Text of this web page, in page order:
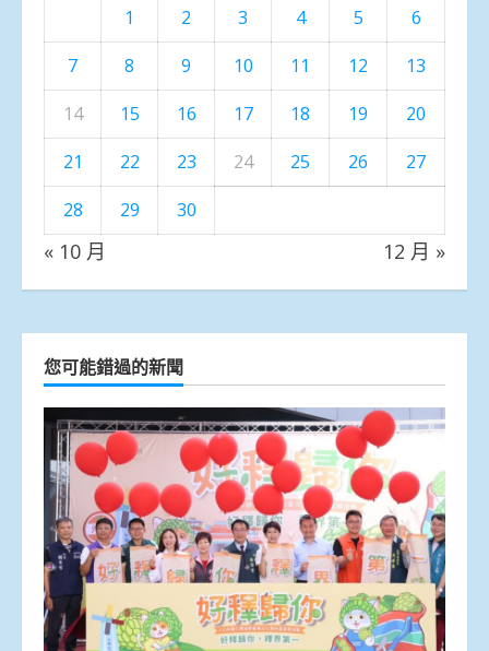
1 2 3 4 5
6
7
8 9 10 11 12
13
14
15 16 17 18 19
20
21
22 23 24 25 26
27
28
29 30
« 10 月 12 月 »
您可能錯過的新聞